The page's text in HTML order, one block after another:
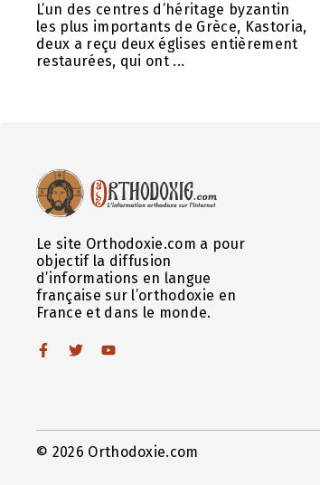
L’un des centres d’héritage byzantin
les plus importants de Grèce, Kastoria,
deux a reçu deux églises entièrement
restaurées, qui ont ...
Le site Orthodoxie.com a pour
objectif la diffusion
d’informations en langue
française sur l’orthodoxie en
France et dans le monde.
© 2026 Orthodoxie.com